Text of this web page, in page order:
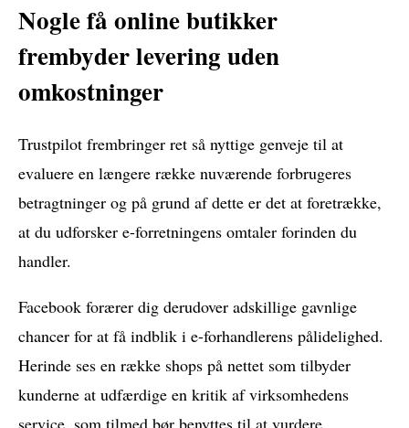
Nogle få online butikker
frembyder levering uden
omkostninger
Trustpilot frembringer ret så nyttige genveje til at
evaluere en længere række nuværende forbrugeres
betragtninger og på grund af dette er det at foretrække,
at du udforsker e-forretningens omtaler forinden du
handler.
Facebook forærer dig derudover adskillige gavnlige
chancer for at få indblik i e-forhandlerens pålidelighed.
Herinde ses en række shops på nettet som tilbyder
kunderne at udfærdige en kritik af virksomhedens
service, som tilmed bør benyttes til at vurdere